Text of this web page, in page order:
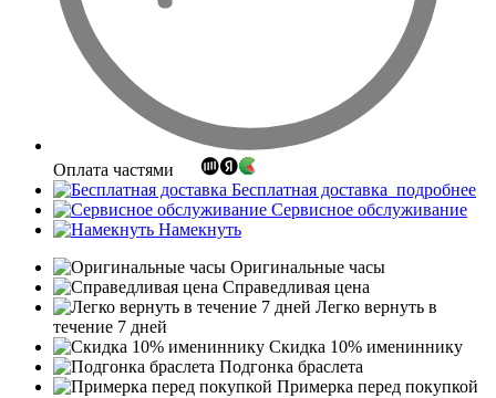
Оплата частями
Бесплатная доставка подробнее
Сервисное обслуживание
Намекнуть
Оригинальные часы
Справедливая цена
Легко вернуть в
течение 7 дней
Скидка 10% имениннику
Подгонка браслета
Примерка перед покупкой